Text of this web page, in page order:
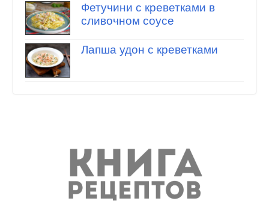
Фетучини с креветками в
сливочном соусе
Лапша удон с креветками